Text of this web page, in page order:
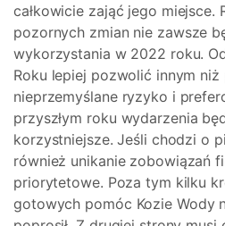
całkowicie zająć jego miejsce.
pozornych zmian nie zawsze
wykorzystania w 2022 roku.
Roku lepiej pozwolić innym
nieprzemyślane ryzyko i
przyszłym roku wydarzenia
korzystniejsze. Jeśli chodzi o
również unikanie zobowiązań
priorytetowe. Poza tym kilku
gotowych pomóc Kozie Wody